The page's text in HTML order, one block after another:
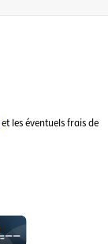
et les éventuels frais de